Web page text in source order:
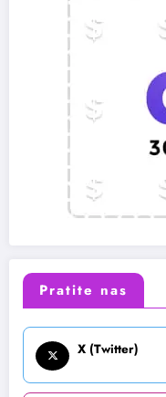
Pratite nas
X (Twitter)